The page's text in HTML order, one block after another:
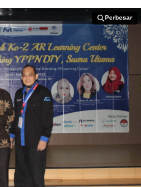
Perbesar
Perbesar